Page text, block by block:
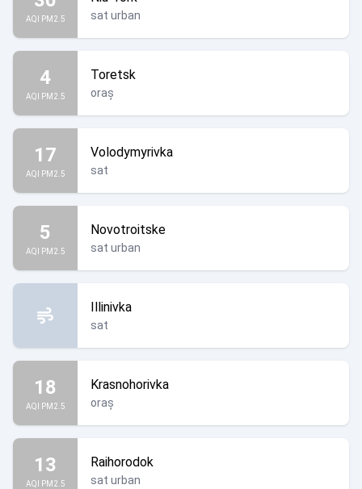
AQI PM2.5 sat urban
4
AQI PM2.5
Toretsk
oraș
17
AQI PM2.5
Volodymyrivka
sat
5
AQI PM2.5
Novotroitske
sat urban
Illinivka
sat
18
AQI PM2.5
Krasnohorivka
oraș
13
AQI PM2.5
Raihorodok
sat urban